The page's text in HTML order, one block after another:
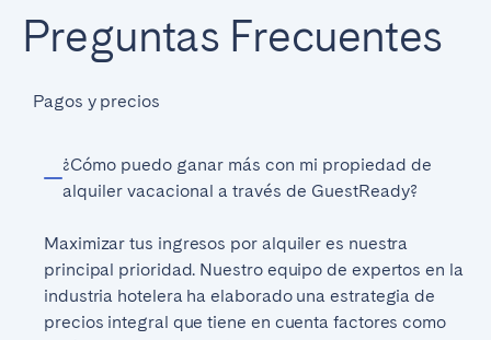
Preguntas Frecuentes
Pagos y precios
¿Cómo puedo ganar más con mi propiedad de
alquiler vacacional a través de GuestReady?
Maximizar tus ingresos por alquiler es nuestra
principal prioridad. Nuestro equipo de expertos en la
industria hotelera ha elaborado una estrategia de
precios integral que tiene en cuenta factores como